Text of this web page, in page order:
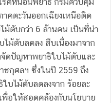
คตะวันออกเฉียงเหนือติด
ม้ตับกว่า 6 ล้านคน เป็นที่น่า
ไม้ตับลดลง สืบเนื่องมาจาก
จัดปัญหาพยาธิใบไม้ตับและ
ชกุศลฯ ซึ่งในปี 2559 ถึง
บไม้ตับลดลงจาก ร้อยละ
พื่อให้สอดคล้องกับนโยบาย